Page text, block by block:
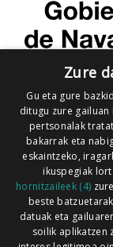
Zure
Gu eta gure
ditugu zure
pertsonalak
bakarrak eta
eskaintzeko,
ikuspegiak
hornitzaileek (4)
beste
datuak eta
soilik aplikatzen